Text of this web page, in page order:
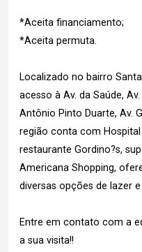
*Aceita financiamento;
*Aceita permuta.
Localizado no bairro
acesso à Av. da Saúde,
Antônio Pinto Duarte, Av.
região conta com Hospital
restaurante Gordino?s,
Americana Shopping,
diversas opções de lazer
Entre em contato com a
a sua visita!!